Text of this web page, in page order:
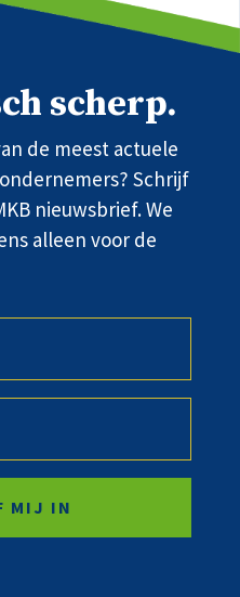
scherp.
de meest actuele
Schrijf
nieuwsbrief. We
alleen voor de
MIJ IN